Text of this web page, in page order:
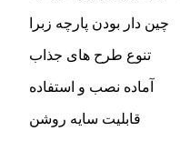
چین دار بودن پارچه زبرا
تنوع طرح های جذاب
آماده نصب و استفاده
قابلیت سایه روشن